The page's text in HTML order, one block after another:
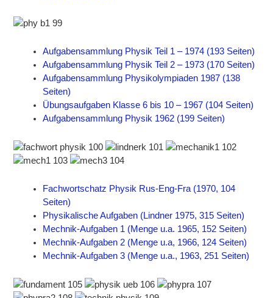
Aufgabensammlung Physik Teil 1 – 1974 (193 Seiten)
Aufgabensammlung Physik Teil 2 – 1973 (170 Seiten)
Aufgabensammlung Physikolympiaden 1987 (138
Seiten)
Übungsaufgaben Klasse 6 bis 10 – 1967 (104 Seiten)
Aufgabensammlung Physik 1962 (199 Seiten)
Fachwortschatz Physik Rus-Eng-Fra (1970, 104
Seiten)
Physikalische Aufgaben (Lindner 1975, 315 Seiten)
Mechnik-Aufgaben 1 (Menge u.a. 1965, 152 Seiten)
Mechnik-Aufgaben 2 (Menge u.a, 1966, 124 Seiten)
Mechnik-Aufgaben 3 (Menge u.a., 1963, 251 Seiten)